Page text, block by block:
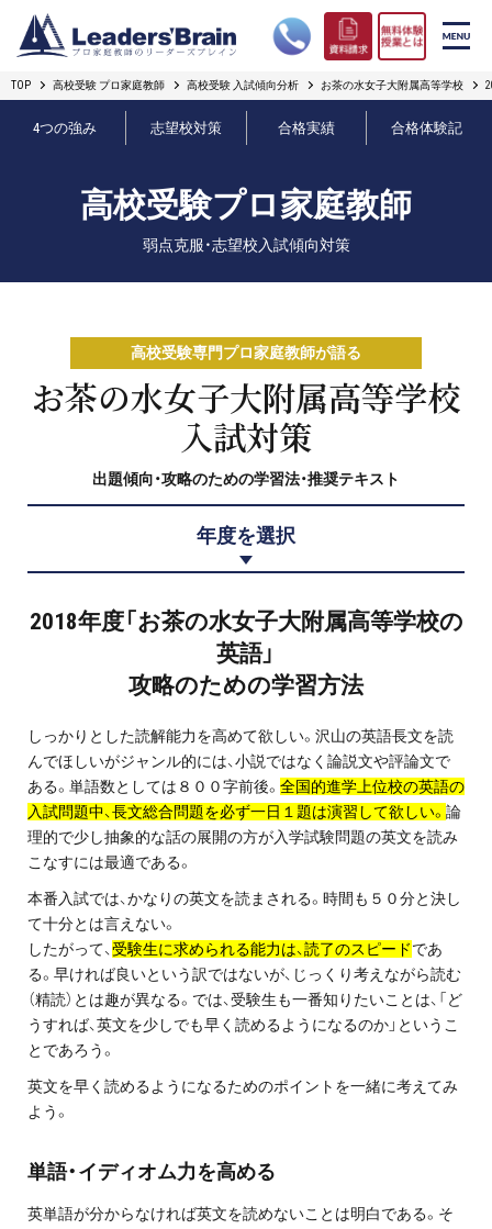
リーダーズブレインの強み
プロ教師紹介
無料体験授業とは
プロ家庭教師の英検®対策
費用について
お申込みの流れ
よくある質問
採用情報
インフォメーション
会社概要
採用情報
プライバシーポリシー
免責事項・著作権等
TOP 高校受験 プロ家庭教師 高校受験 入試傾向分析 お茶の水女子大附属高等学校
4つの強み 志望校対策 合格実績 合格体験記
高校受験プロ家庭教師
弱点克服・志望校入試傾向対策
高校受験専門プロ家庭教師が語る
お茶の水女子大附属高等学校
入試対策
出題傾向・攻略のための学習法・推奨テキスト
年度を選択
2018年度「お茶の水女子大附属高等学校の
英語」
攻略のための学習方法
しっかりとした読解能力を高めて欲しい。沢山の英語長文を読
んでほしいがジャンル的には、小説ではなく論説文や評論文で
ある。単語数としては８００字前後。 全国的進学上位校の英語の
入試問題中、長文総合問題を必ず一日１題は演習して欲しい。 論
理的で少し抽象的な話の展開の方が入学試験問題の英文を読み
こなすには最適である。
本番入試では、かなりの英文を読まされる。時間も５０分と決し
て十分とは言えない。
したがって、受験生に求められる能力は、読了のスピードであ
る。早ければ良いという訳ではないが、じっくり考えながら読む
（精読）とは趣が異なる。では、受験生も一番知りたいことは、「ど
うすれば、英文を少しでも早く読めるようになるのか」というこ
とであろう。
英文を早く読めるようになるためのポイントを一緒に考えてみ
よう。
単語・イディオム力を高める
英単語が分からなければ英文を読めないことは明白である。そ